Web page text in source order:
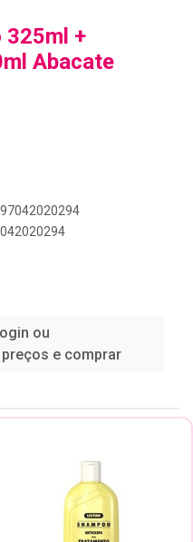
325ml +
Abacate
ou
e comprar